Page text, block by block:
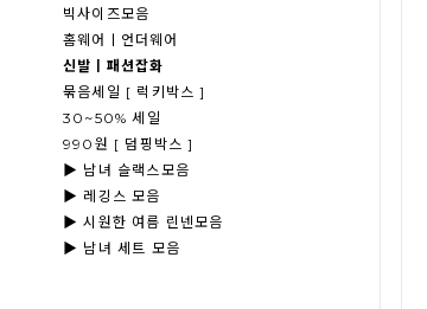
빅사이즈모음
홈웨어ㅣ언더웨어
신발ㅣ패션잡화
묶음세일 [ 럭키박스 ]
30~50% 세일
990원 [ 덤핑박스 ]
▶ 남녀 슬랙스모음
▶ 레깅스 모음
▶ 시원한 여름 린넨모음
▶ 남녀 세트 모음